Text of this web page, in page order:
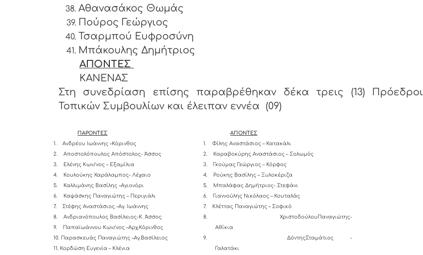
Αθανασάκος Θωμάς
Πούρος Γεώργιος
Τσαρμπού Ευφροσύνη
Μπάκουλης Δημήτριος
ΑΠΟΝΤΕΣ
ΚΑΝΕΝΑΣ
Στη συνεδρίαση επίσης παραβρέθηκαν δέκα τρεις (13) Πρόεδροι
Τοπικών Συμβουλίων και έλειπαν εννέα (09)
ΠΑΡΟΝΤΕΣ
1.
Ανδρέου Ιωάννης –Κόρινθος
2.
Αποστολόπουλος Απόστολος- Άσσος
3.
Ελένης Κων/νος – Εξαμίλια
4.
Κουλούκης Χαράλαμπος- Λέχαιο
5.
Καλλιμάνης Βασίλης –Αγιονόρι
6.
Καψάσκης Παναγιώτης – Περιγιάλι
7.
Στέφης Αναστάσιος –Αγ. Ιωάννης
8.
Ανδριανόπουλος Βασίλειος-K. Άσσος
9.
Παπαϊωάννου Κων/νος –Αρχ.Κόρινθος
10. Παρασκευάς Παναγιώτης –Αγ.Βασίλειος
11. Κορδώση Ευγενία – Κλένια
ΑΠΟΝΤΕΣ
1.
Φίλης Αναστάσιος – Κατακάλι
2.
Καραβοκύρης Αναστάσιος – Σολωμός
3.
Γκούμας Γεώργιος – Κόρφος
4.
Ρούκης Βασίλης – Ξυλοκέριζα
5.
Μπαλάφας Δημήτριος- Στεφάνι
6.
Γιαννούλης Νικόλαος – Κουταλάς
7.
Κλέττας Παναγιώτης – Σοφικό
8.
ΧριστοδούλουΠαναγιώτης-
Αθίκια
9.
ΔόντηςΣταμάτιος -
Γαλατάκι